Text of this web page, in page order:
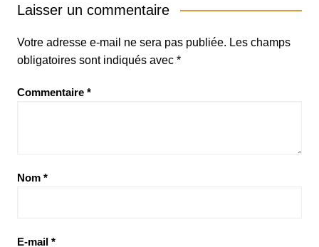
Laisser un commentaire
Votre adresse e-mail ne sera pas publiée. Les champs
obligatoires sont indiqués avec *
Commentaire *
Nom *
E-mail *